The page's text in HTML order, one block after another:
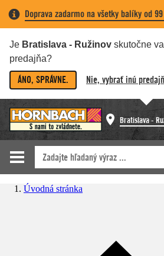
Doprava zadarmo na všetky balíky od 99
Je Bratislava - Ružinov skutočne
predajňa?
ÁNO, SPRÁVNE. Nie, vybrať inú
Bratislava -
Úvodná stránka